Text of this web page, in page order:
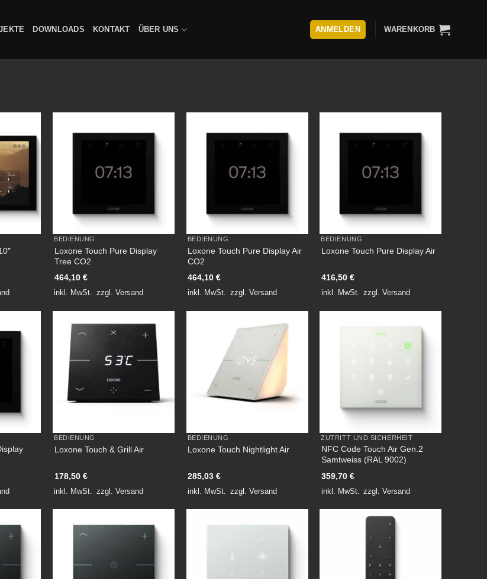
DOWNLOADS KONTAKT ÜBER UNS ANMELDEN WARENKORB
BEDIENUNG
Loxone Touch Pure Display
Tree CO2
464,10 €
inkl. MwSt. zzgl.Versand
BEDIENUNG
Loxone Touch Pure Display Air
CO2
464,10€
inkl. MwSt. zzgl. Versand
BEDIENUNG
Loxone Touch Pure Display Air
416,50€
inkl. MwSt. zzgl.Versand
BEDIENUNG
Loxone Touch & Grill Air
178,50 €
inkl. MwSt. zzgl.Versand
BEDIENUNG
Loxone Touch Nightlight Air
285,03€
inkl. MwSt. zzgl. Versand
ZUTRITT UND SICHERHEIT
NFC Code Touch Air Gen.2
Samtweiss (RAL 9002)
359,70€
inkl. MwSt. zzgl.Versand